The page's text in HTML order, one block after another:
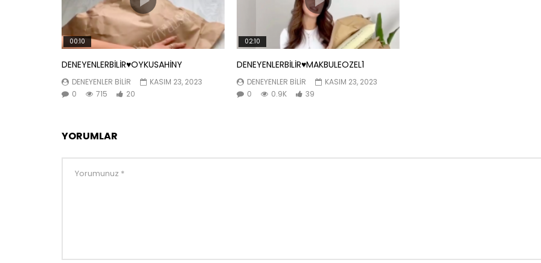
00:10
DENEYENLERBİLİR♥️OYKUSAHİNY
DENEYENLER BILIR
KASIM 23, 2023
0
715 20
02:10
DENEYENLERBİLİR♥️MAKBULEOZEL1
DENEYENLER BILIR
KASIM 23, 2023
0
0.9K 39
YORUMLAR